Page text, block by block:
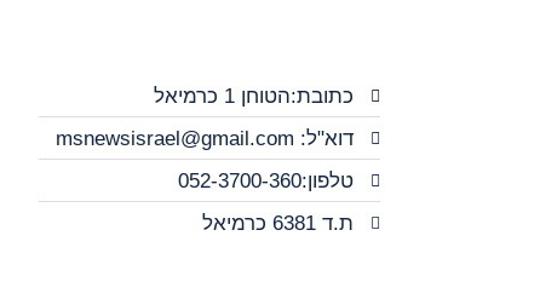
כתובת:הטוחן 1 כרמיאל
דוא"ל: msnewsisrael@gmail.com
טלפון:052-3700-360
ת.ד 6381 כרמיאל